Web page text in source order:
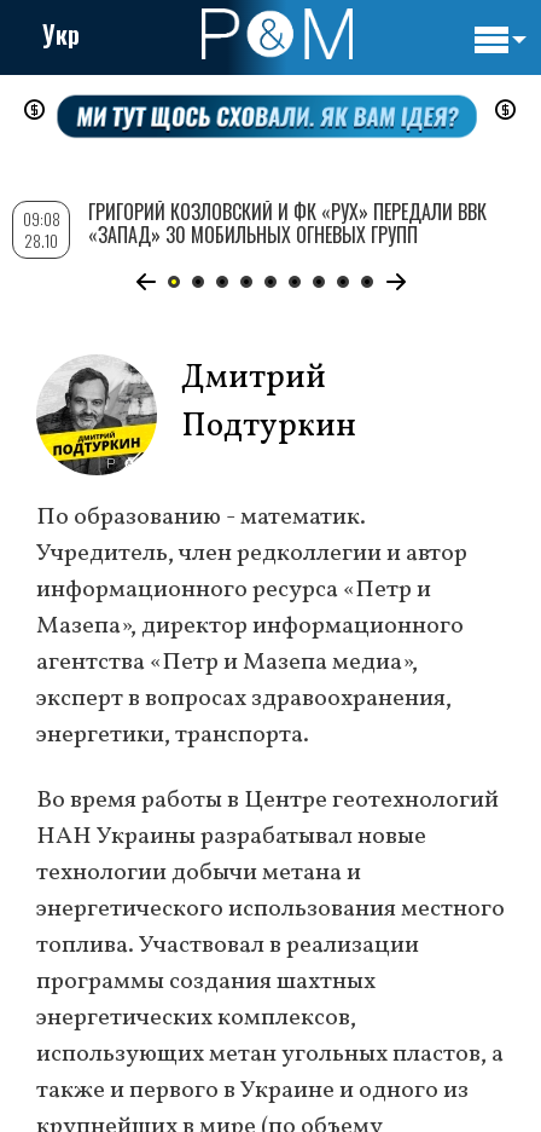
Перейти
содержанию
Укр
Дмитрий
Подтуркин
По образованию - математик.
Учредитель, член редколлегии и автор
информационного ресурса «Петр и
Мазепа», директор информационного
агентства «Петр и Мазепа медиа»,
эксперт в вопросах здравоохранения,
энергетики, транспорта.
Во время работы в Центре геотехнологий
НАН Украины разрабатывал новые
технологии добычи метана и
энергетического использования местного
топлива. Участвовал в реализации
программы создания шахтных
энергетических комплексов,
использующих метан угольных пластов, а
также и первого в Украине и одного из
09:08
28.10
ГРИГОРИЙ КОЗЛОВСКИЙ И ФК «РУХ» ПЕРЕДАЛИ ВВК
«ЗАПАД» 30 МОБИЛЬНЫХ ОГНЕВЫХ ГРУПП